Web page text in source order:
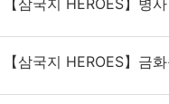
【삼국지 HEROES】병
【삼국지 HEROES】금